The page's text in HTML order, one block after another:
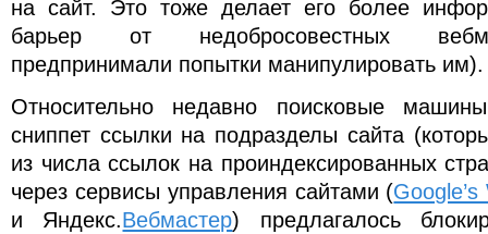
на сайт. Это тоже делает его более
барьер от недобросовестных
предпринимали попытки манипулировать им).
Относительно недавно поисковые
сниппет ссылки на подразделы сайта
из числа ссылок на проиндексированных
через сервисы управления сайтами (
и Яндекс.Вебмастер) предлагалось